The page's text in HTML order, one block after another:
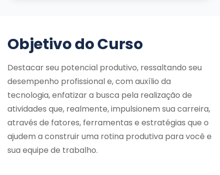
Objetivo do Curso
Destacar seu potencial produtivo, ressaltando seu
desempenho profissional e, com auxílio da
tecnologia, enfatizar a busca pela realização de
atividades que, realmente, impulsionem sua carreira,
através de fatores, ferramentas e estratégias que o
ajudem a construir uma rotina produtiva para você e
sua equipe de trabalho.